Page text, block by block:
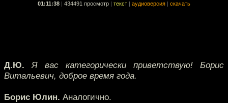
01:11:38 434491 просмотр текст аудиоверсия скачать
Д.Ю. Я вас категорически приветствую! Борис
Витальевич, доброе время года.
Борис Юлин. Аналогично.